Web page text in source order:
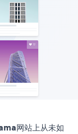
网站上从未如